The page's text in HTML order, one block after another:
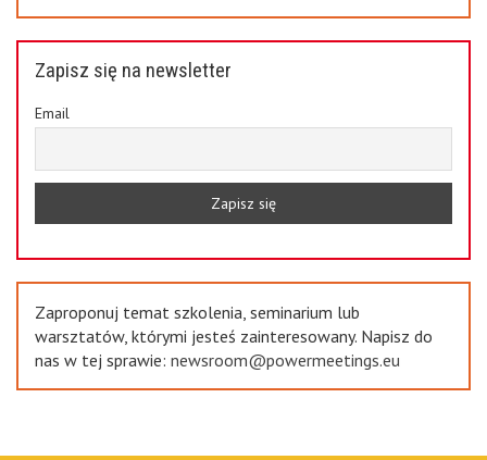
Zapisz się na newsletter
Email
Zaproponuj temat szkolenia, seminarium lub
warsztatów, którymi jesteś zainteresowany. Napisz do
nas w tej sprawie: newsroom@powermeetings.eu